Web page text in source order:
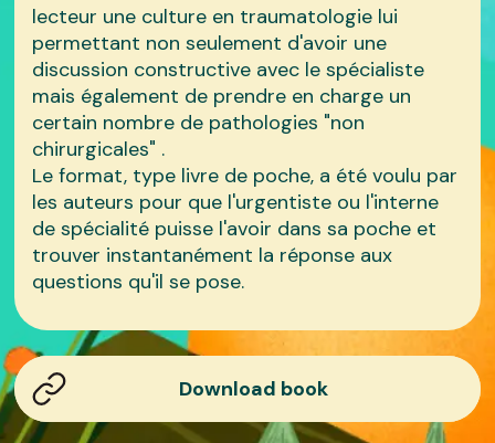
lecteur une culture en traumatologie lui
permettant non seulement d'avoir une
discussion constructive avec le spécialiste
mais également de prendre en charge un
certain nombre de pathologies "non
chirurgicales" .
Le format, type livre de poche, a été voulu par
les auteurs pour que l'urgentiste ou l'interne
de spécialité puisse l'avoir dans sa poche et
trouver instantanément la réponse aux
questions qu'il se pose.
Download book